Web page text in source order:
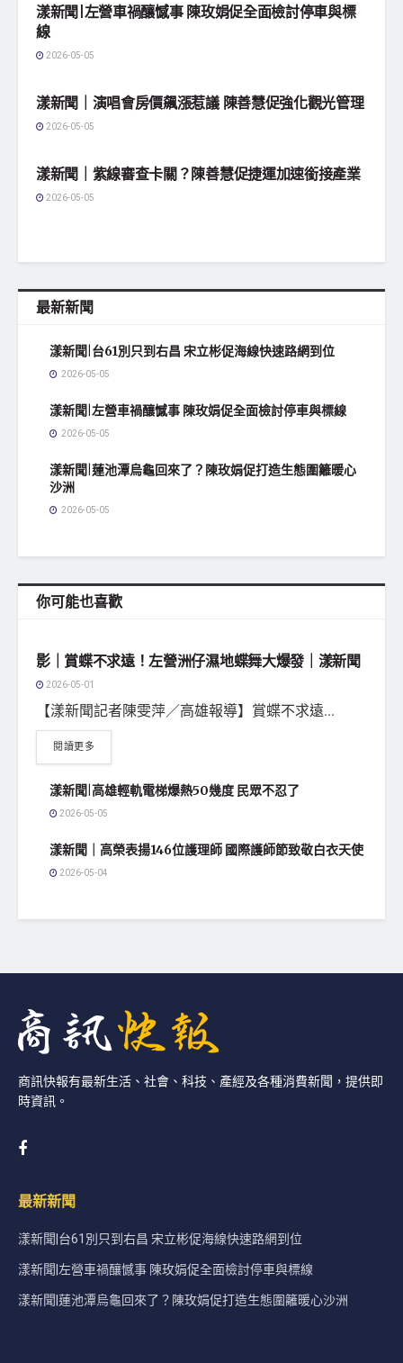
漾新聞|左營車禍釀憾事 陳玫娟促全面檢討停車與標
線
2026-05-05
漾新聞｜演唱會房價飆漲惹議 陳善慧促強化觀光管理
2026-05-05
漾新聞｜紫線審查卡關？陳善慧促捷運加速銜接產業
2026-05-05
最新新聞
漾新聞|台61別只到右昌 宋立彬促海線快速路網到位
2026-05-05
漾新聞|左營車禍釀憾事 陳玫娟促全面檢討停車與標線
2026-05-05
漾新聞|蓮池潭烏龜回來了？陳玫娟促打造生態圍籬暖心
沙洲
2026-05-05
你可能也喜歡
影｜賞蝶不求遠！左營洲仔濕地蝶舞大爆發｜漾新聞
2026-05-01
【漾新聞記者陳雯萍／高雄報導】賞蝶不求遠...
閱讀更多
漾新聞|高雄輕軌電梯爆熱50幾度 民眾不忍了
2026-05-05
漾新聞｜高榮表揚146位護理師 國際護師節致敬白衣天使
2026-05-04
商訊快報有最新生活、社會、科技、產經及各種消費新聞，提供即
時資訊。
最新新聞
漾新聞|台61別只到右昌 宋立彬促海線快速路網到位
漾新聞|左營車禍釀憾事 陳玫娟促全面檢討停車與標線
漾新聞|蓮池潭烏龜回來了？陳玫娟促打造生態圍籬暖心沙洲